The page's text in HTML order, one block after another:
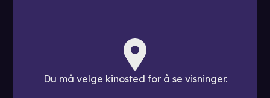
Du må velge kinosted for å se visninger.